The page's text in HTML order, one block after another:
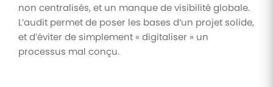
non centralisés, et un manque de visibilité globale.
L’audit permet de poser les bases d’un projet solide,
et d’éviter de simplement « digitaliser » un
processus mal conçu.